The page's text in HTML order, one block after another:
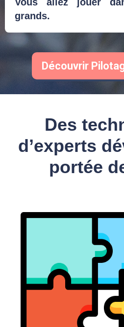
grands.
Découvrir
Des
d’experts
portée